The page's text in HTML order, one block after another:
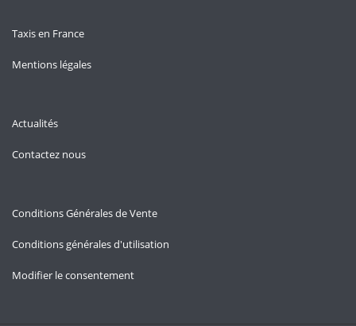
Taxis en France
Mentions légales
Actualités
Contactez nous
Conditions Générales de Vente
Conditions générales d'utilisation
Modifier le consentement